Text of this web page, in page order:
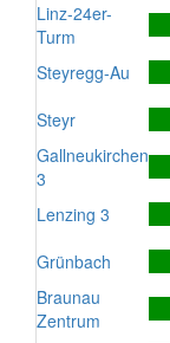
Linz-24er-
Turm
Steyregg-Au
Steyr
Gallneukirchen
3
Lenzing 3
Grünbach
Braunau
Zentrum